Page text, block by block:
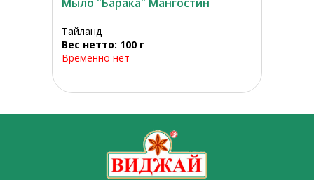
Мыло "Барака" Мангостин
Тайланд
Вес нетто: 100 г
Временно нет